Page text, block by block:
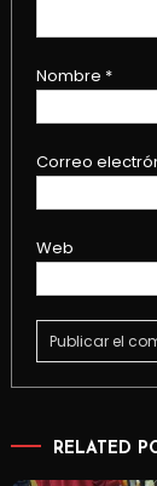
Nombre *
Correo
Web
RELATED